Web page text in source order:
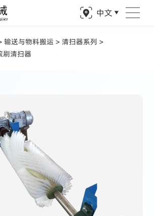
中文
精准钻探
输送与物料搬运 >清扫器系列 >
刷清扫器